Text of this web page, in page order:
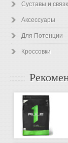
Суставы и
Аксессуары
Для Потенции
Кроссовки